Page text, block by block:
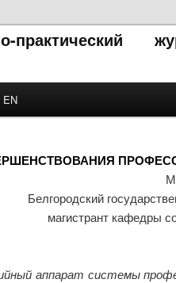
практический
EN
Белгородский
магистрант кафедры
аппарат системы